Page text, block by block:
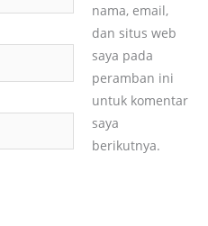
nama, email,
dan situs web
saya pada
peramban ini
untuk komentar
saya
berikutnya.